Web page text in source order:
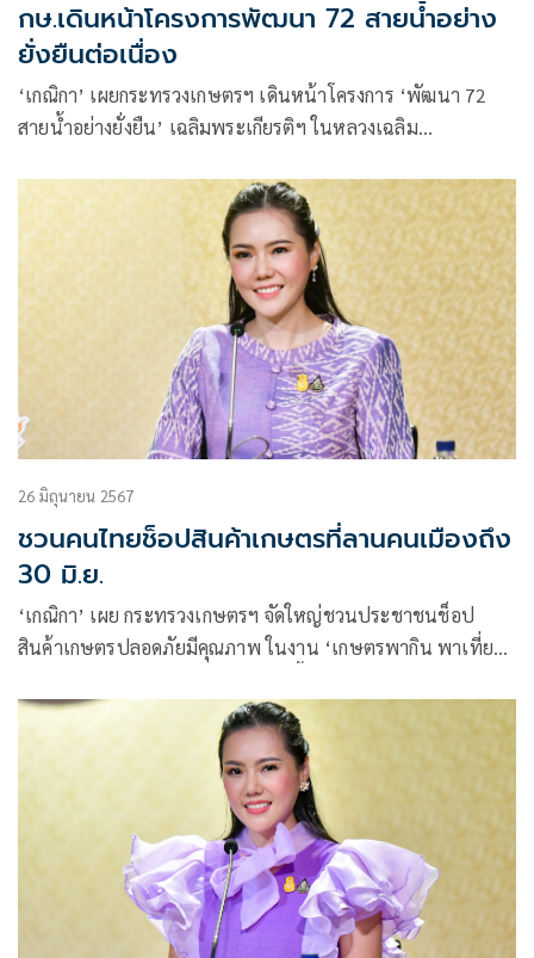
กษ.เดินหน้าโครงการพัฒนา 72 สายน้ำอย่าง
ยั่งยืนต่อเนื่อง
‘เกณิกา’ เผยกระทรวงเกษตรฯ เดินหน้าโครงการ ‘พัฒนา 72
สายน้ำอย่างยั่งยืน’ เฉลิมพระเกียรติฯ ในหลวงเฉลิม
สร้างประโยชน์สุขให้ประชาชน
26 มิถุนายน 2567
ชวนคนไทยช็อปสินค้าเกษตรที่ลานคนเมืองถึง
30 มิ.ย.
‘เกณิกา’ เผย กระทรวงเกษตรฯ จัดใหญ่ชวนประชาชนช็อป
สินค้าเกษตรปลอดภัยมีคุณภาพ ในงาน ‘เกษตรพากิน พาเที่ยว